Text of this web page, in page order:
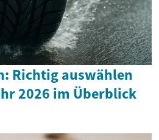
Richtig auswählen
2026 im Überblick